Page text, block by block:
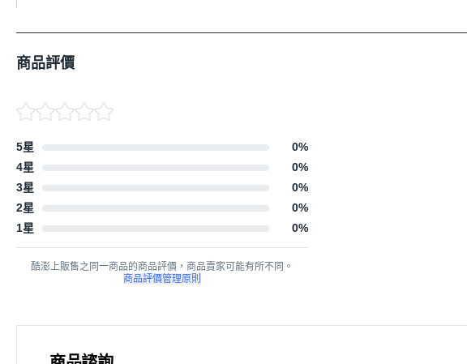
商品評價
5星 0%
4星
0%
3星
0%
2星
0%
1星
0%
酷澎上販售之同一商品的商品評價，商品賣家可能有所不同。
商品評價管理原則